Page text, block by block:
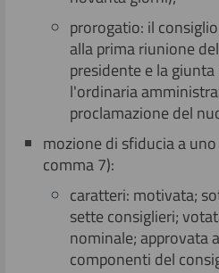
prorogatio: il
alla prima riunione
presidente e la
l'ordinaria
proclamazione del
mozione di sfiducia a
comma 7):
caratteri: motivata;
sette consiglieri;
nominale; approvata
componenti del